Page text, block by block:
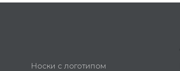
Носки с логотипом